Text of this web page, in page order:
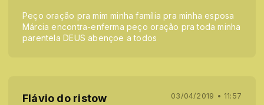
Peço oração pra mim minha família pra minha esposa
Márcia encontra-enferma peço oração pra toda minha
parentela DEUS abençoe a todos
Flávio do ristow 03/04/2019 • 11:57